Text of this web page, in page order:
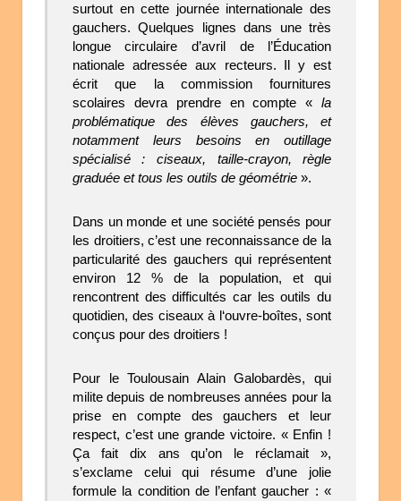
surtout en cette journée internationale des
gauchers. Quelques lignes dans une très
longue circulaire d’avril de l’Éducation
nationale adressée aux recteurs. Il y est
écrit que la commission fournitures
scolaires devra prendre en compte «la
problématique des élèves gauchers, et
notamment leurs besoins en outillage
spécialisé : ciseaux, taille-crayon, règle
graduée et tous les outils de géométrie».
Dans un monde et une société pensés pour
les droitiers, c’est une reconnaissance de la
particularité des gauchers qui représentent
environ 12 % de la population, et qui
rencontrent des difficultés car les outils du
quotidien, des ciseaux à l‘ouvre-boîtes, sont
conçus pour des droitiers !
Pour le Toulousain Alain Galobardès, qui
milite depuis de nombreuses années pour la
prise en compte des gauchers et leur
respect, c’est une grande victoire. « Enfin !
Ça fait dix ans qu’on le réclamait »,
s’exclame celui qui résume d’une jolie
formule la condition de l’enfant gaucher : «